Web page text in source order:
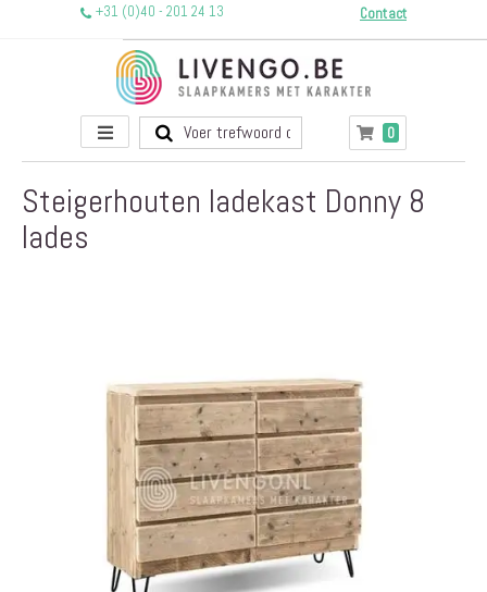
+31 (0)40 - 201 24 13 Contact
Toggle
Nav
Winkelwagen
0producten
Steigerhouten ladekast Donny 8
lades